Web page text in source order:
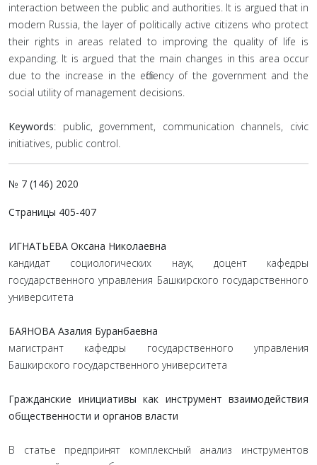
interaction between the public and authorities. It is argued that in
modern Russia, the layer of politically active citizens who protect
their rights in areas related to improving the quality of life is
expanding. It is argued that the main changes in this area occur
due to the increase in the efficiency of the government and the
social utility of management decisions.
Keywords: public, government, communication channels, civic
initiatives, public control.
№ 7 (146) 2020
Страницы 405-407
ИГНАТЬЕВА Оксана Николаевна
кандидат социологических наук, доцент кафедры
государственного управления Башкирского государственного
университета
БАЯНОВА Азалия Буранбаевна
магистрант кафедры государственного управления
Башкирского государственного университета
Гражданские инициативы как инструмент взаимодействия
общественности и органов власти
В статье предпринят комплексный анализ инструментов